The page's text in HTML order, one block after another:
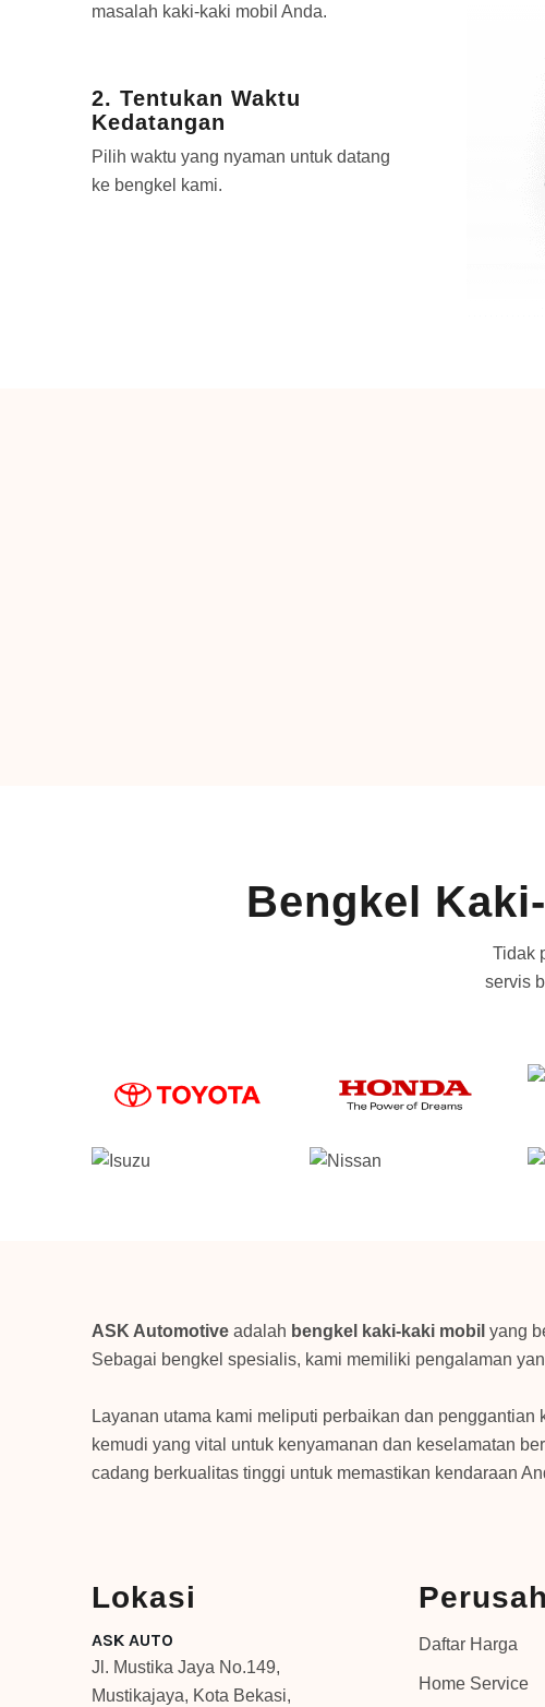
masalah kaki-kaki mobil Anda.
2. Tentukan Waktu
Kedatangan
Pilih waktu yang nyaman untuk datang
ke bengkel kami.
Bengkel
Tidak
servis
ASK Automotive adalah bengkel kaki-kaki mobil yang
Sebagai bengkel spesialis, kami memiliki pengalaman
Layanan utama kami meliputi perbaikan dan
kemudi yang vital untuk kenyamanan dan keselamatan
cadang berkualitas tinggi untuk memastikan kendaraan
Lokasi
ASK AUTO
Jl. Mustika Jaya No.149,
Mustikajaya, Kota Bekasi,
Daftar Harga
Home Service